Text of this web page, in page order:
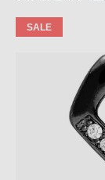
SALE